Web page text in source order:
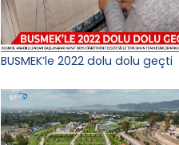
BUSMEK’le 2022 dolu dolu geçti